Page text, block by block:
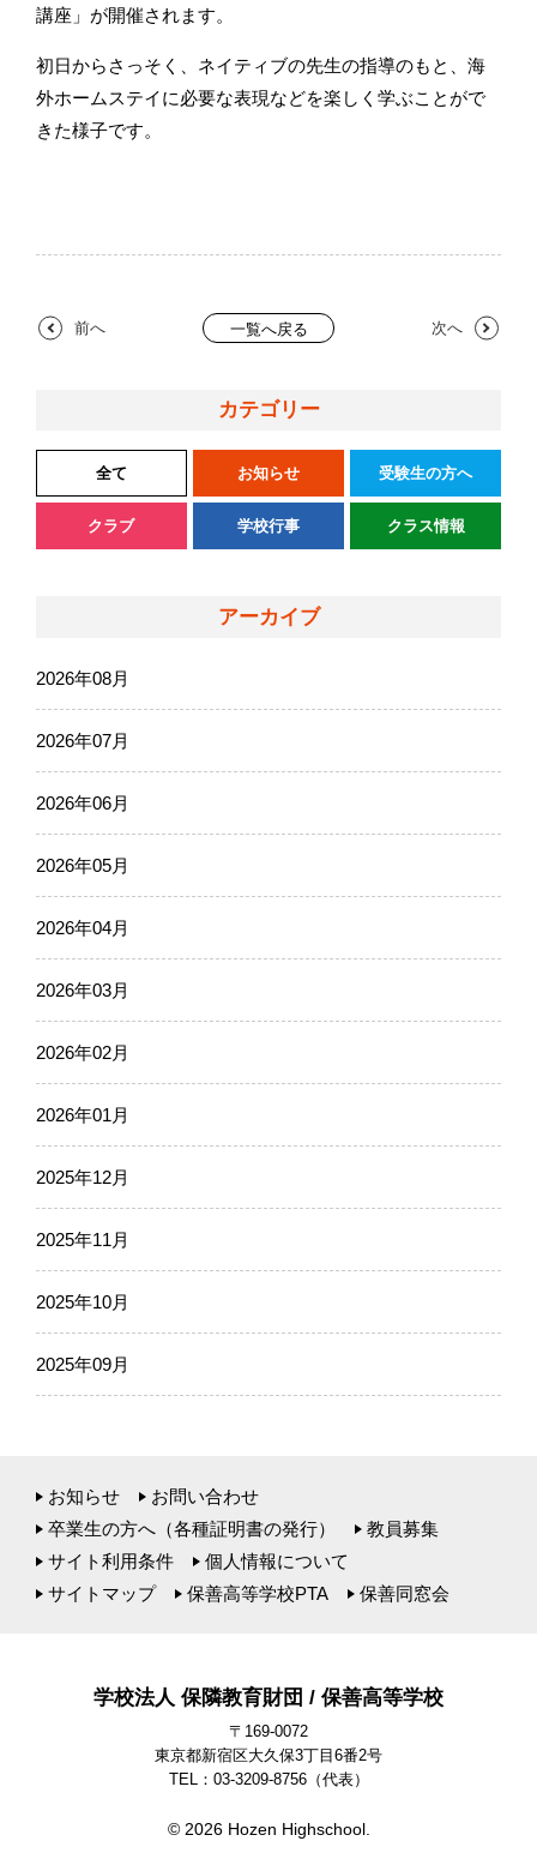
講座」が開催されます。
初日からさっそく、ネイティブの先生の指導のもと、海
外ホームステイに必要な表現などを楽しく学ぶことがで
きた様子です。
前へ 一覧へ戻る 次へ
カテゴリー
全て お知らせ 受験生の方へ
クラブ 学校行事 クラス情報
アーカイブ
2026年08月
2026年07月
2026年06月
2026年05月
2026年04月
2026年03月
2026年02月
2026年01月
2025年12月
2025年11月
2025年10月
2025年09月
お知らせ
お問い合わせ
卒業生の方へ（各種証明書の発行）
教員募集
サイト利用条件
個人情報について
サイトマップ
保善高等学校PTA 保善同窓会
学校法人 保隣教育財団 / 保善高等学校
〒169-0072
東京都新宿区大久保3丁目6番2号
TEL：03-3209-8756（代表）
© 2026 Hozen Highschool.